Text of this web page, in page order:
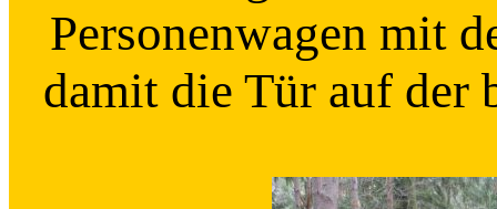
Personenwagen mit
damit die Tür auf der